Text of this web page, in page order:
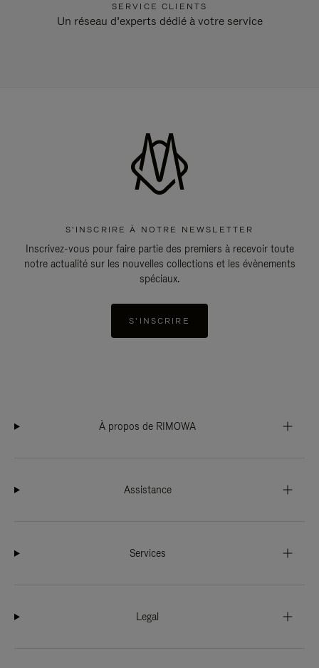
SERVICE CLIENTS
Un réseau d’experts dédié à votre service
S'INSCRIRE À NOTRE NEWSLETTER
Inscrivez-vous pour faire partie des premiers à recevoir toute
notre actualité sur les nouvelles collections et les évènements
spéciaux.
S'INSCRIRE
À propos de RIMOWA
Assistance
Services
Legal